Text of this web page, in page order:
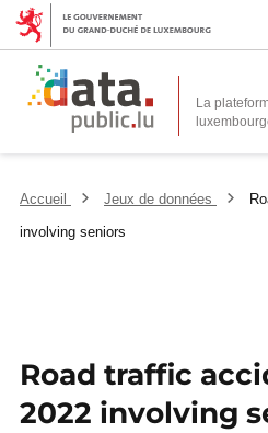
La
Accueil Jeux de données
involving seniors
Road traffic
2022 involving